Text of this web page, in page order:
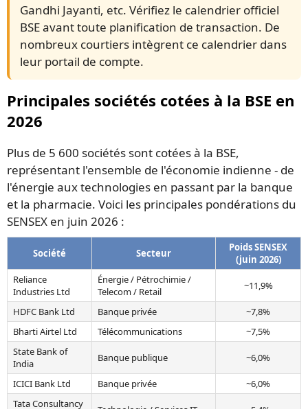
Gandhi Jayanti, etc. Vérifiez le calendrier officiel
BSE avant toute planification de transaction. De
nombreux courtiers intègrent ce calendrier dans
leur portail de compte.
Principales sociétés cotées à la BSE en
2026
Plus de 5 600 sociétés sont cotées à la BSE,
représentant l'ensemble de l'économie indienne - de
l'énergie aux technologies en passant par la banque
et la pharmacie. Voici les principales pondérations du
SENSEX en juin 2026 :
Société Secteur
Poids SENSEX
(juin 2026)
Reliance
Industries Ltd
Énergie / Pétrochimie /
Telecom / Retail
~11,9%
HDFC Bank Ltd Banque privée
~7,8%
Bharti Airtel Ltd
Télécommunications
~7,5%
State Bank of
India
Banque publique ~6,0%
ICICI Bank Ltd Banque privée
~6,0%
Tata Consultancy